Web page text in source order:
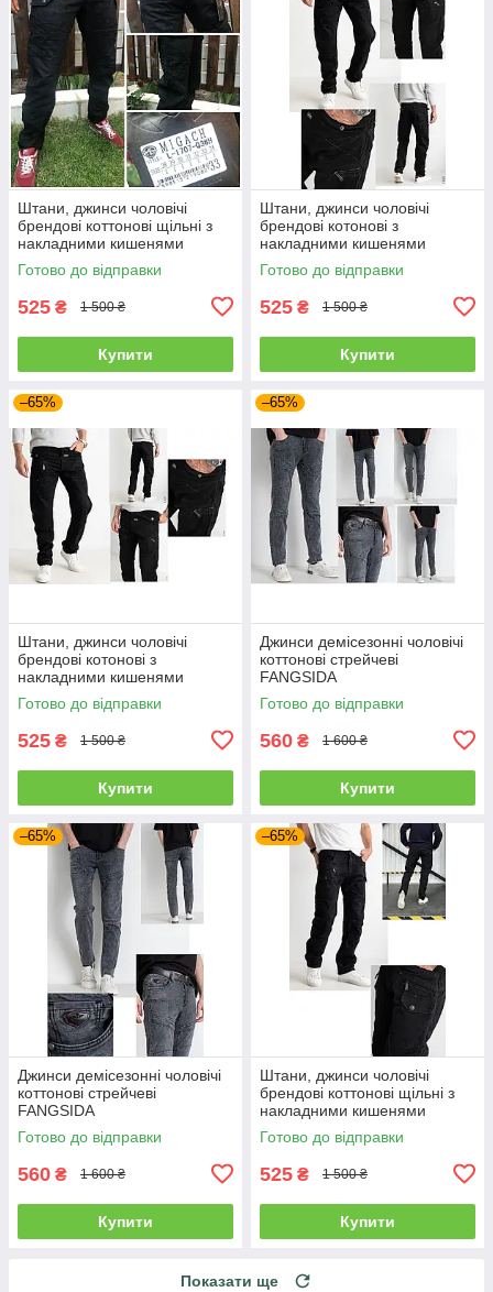
Штани, джинси чоловічі
брендові коттонові щільні з
накладними кишенями
"карго" MIGACH, Туреччина
Готово до відправки
525 ₴ 1 500 ₴
Купити
Штани, джинси чоловічі
брендові котонові з
накладними кишенями
"карго" MIGACH, Туреччина
Готово до відправки
525 ₴ 1 500 ₴
Купити
–65%
Штани, джинси чоловічі
брендові котонові з
накладними кишенями
"карго" MIGACH, Туреччина
Готово до відправки
525 ₴ 1 500 ₴
Купити
–65%
Джинси демісезонні чоловічі
коттонові стрейчеві
FANGSIDA
Готово до відправки
560 ₴ 1 600 ₴
Купити
–65%
Джинси демісезонні чоловічі
коттонові стрейчеві
FANGSIDA
Готово до відправки
560 ₴ 1 600 ₴
Купити
–65%
Штани, джинси чоловічі
брендові коттонові щільні з
накладними кишенями
"карго" MIGACH, Туреччина
Готово до відправки
525 ₴ 1 500 ₴
Купити
Показати ще